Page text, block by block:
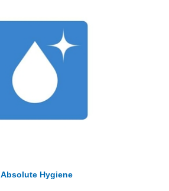
Absolute Hygiene